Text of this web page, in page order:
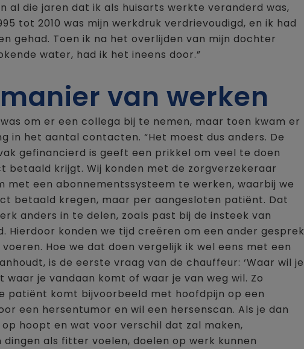
al die jaren dat ik als huisarts werkte veranderd was,
tot 2010 was mijn werkdruk verdrievoudigd, en ik had
gehad. Toen ik na het overlijden van mijn dochter
water, had ik het ineens door.”
van werken
om er een collega bij te nemen, maar toen kwam er
in het aantal contacten. “Het moest dus anders. De
gefinancierd is geeft een prikkel om veel te doen
betaald krijgt. Wij konden met de zorgverzekeraar
met een abonnementssysteem te werken, waarbij we
betaald kregen, maar per aangesloten patiënt. Dat
anders in te delen, zoals past bij de insteek van
Hierdoor konden we tijd creëren om een ander gesprek
Hoe we dat doen vergelijk ik wel eens met een
is de eerste vraag van de chauffeur: ‘Waar wil je
waar je vandaan komt of waar je van weg wil. Zo
patiënt komt bijvoorbeeld met hoofdpijn op een
een hersentumor en wil een hersenscan. Als je dan
hoopt en wat voor verschil dat zal maken,
als fitter voelen, doelen op werk kunnen